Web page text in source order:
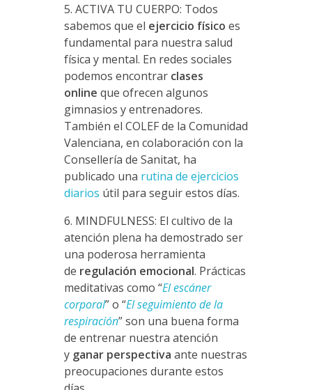
5. ACTIVA TU CUERPO: Todos
sabemos que el ejercicio físico es
fundamental para nuestra salud
física y mental. En redes sociales
podemos encontrar clases
online que ofrecen algunos
gimnasios y entrenadores.
También el COLEF de la Comunidad
Valenciana, en colaboración con la
Consellería de Sanitat, ha
publicado una rutina de ejercicios
diarios útil para seguir estos días.
6. MINDFULNESS: El cultivo de la
atención plena ha demostrado ser
una poderosa herramienta
de regulación emocional. Prácticas
meditativas como “El escáner
corporal” o “El seguimiento de la
respiración” son una buena forma
de entrenar nuestra atención
y ganar perspectiva ante nuestras
preocupaciones durante estos